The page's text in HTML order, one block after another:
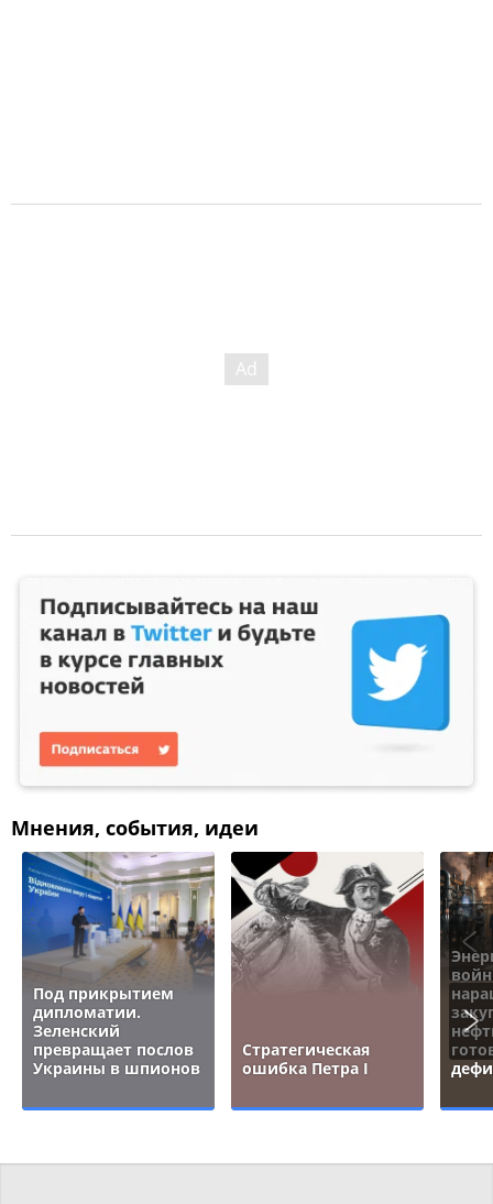
Мнения, события, идеи
Под прикрытием
дипломатии.
Зеленский
превращает послов
Украины в шпионов
Стратегическая
ошибка Петра I